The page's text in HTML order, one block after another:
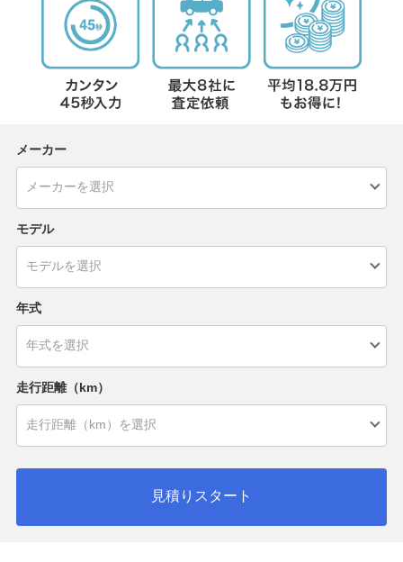
メーカー
モデル
年式
走行距離（km）
見積りスタート